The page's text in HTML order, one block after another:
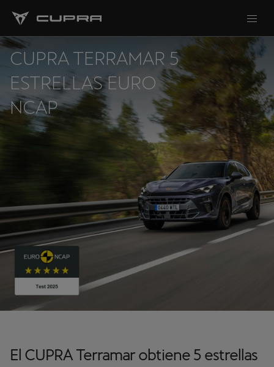
CUPRA TERRAMAR 5
ESTRELLAS EURO
NCAP
El CUPRA Terramar obtiene 5 estrellas